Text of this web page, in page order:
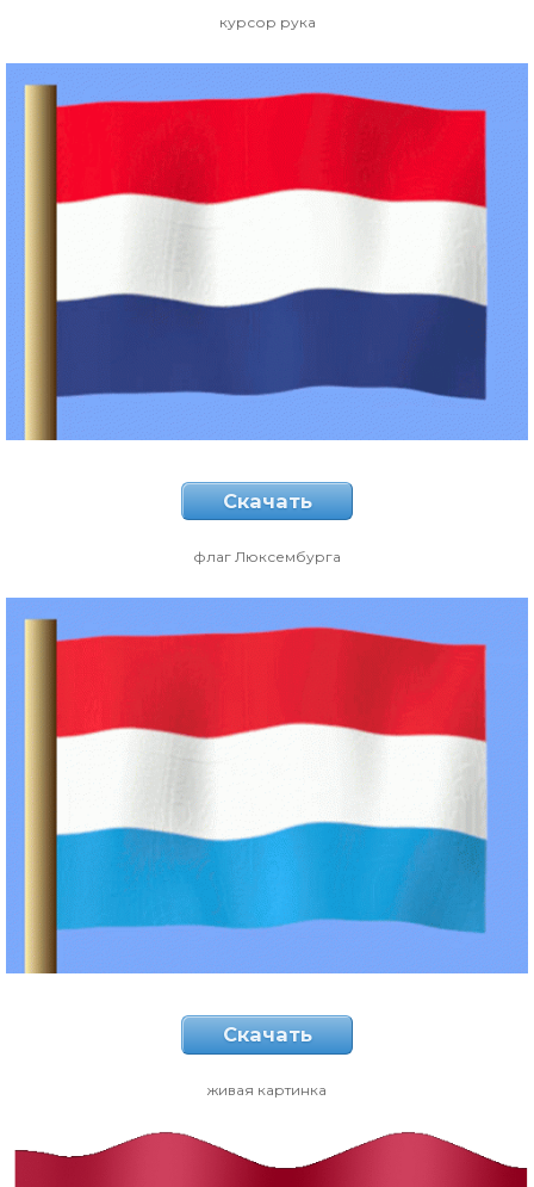
курсор рука
Скачать
флаг Люксембурга
Скачать
живая картинка